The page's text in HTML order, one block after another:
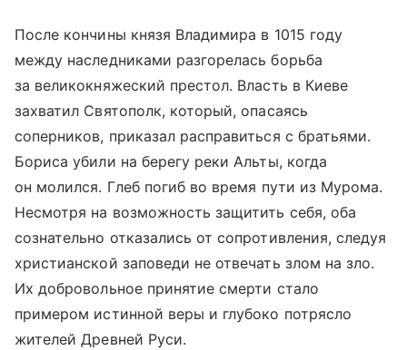
После кончины князя Владимира в 1015 году
между наследниками разгорелась борьба
за великокняжеский престол. Власть в Киеве
захватил Святополк, который, опасаясь
соперников, приказал расправиться с братьями.
Бориса убили на берегу реки Альты, когда
он молился. Глеб погиб во время пути из Мурома.
Несмотря на возможность защитить себя, оба
сознательно отказались от сопротивления, следуя
христианской заповеди не отвечать злом на зло.
Их добровольное принятие смерти стало
примером истинной веры и глубоко потрясло
жителей Древней Руси.